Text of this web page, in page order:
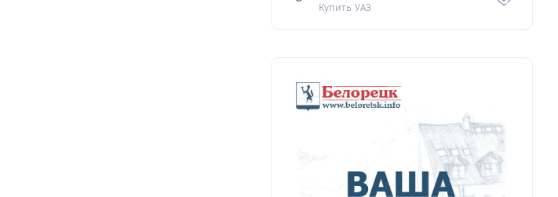
Купить УАЗ